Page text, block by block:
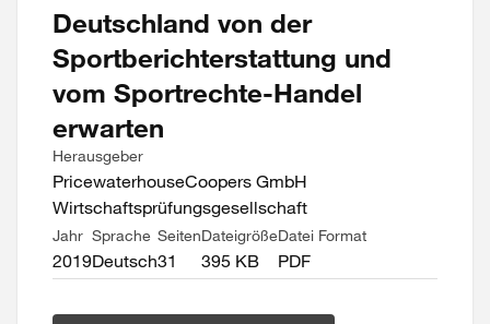
Deutschland von der
Sportberichterstattung und
vom Sportrechte-Handel
erwarten
Herausgeber
PricewaterhouseCoopers GmbH
Wirtschaftsprüfungsgesellschaft
Jahr
2019
Sprache
Deutsch
Seiten
31
Dateigröße
395 KB
Datei Format
PDF